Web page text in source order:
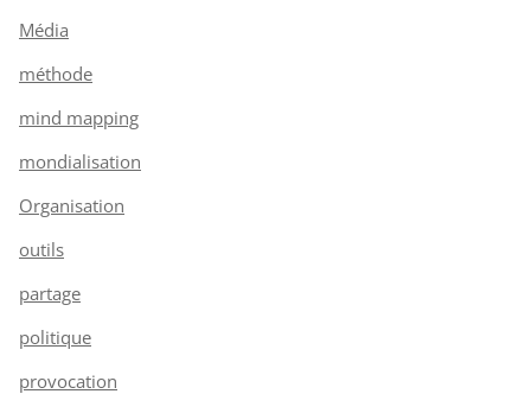
Média
méthode
mind mapping
mondialisation
Organisation
outils
partage
politique
provocation